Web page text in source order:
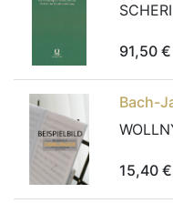
91,50 €
Bach-
15,40 €